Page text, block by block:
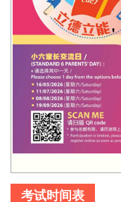
考试时间表